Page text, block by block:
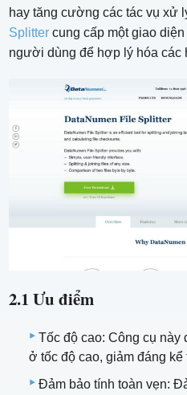
hay tăng cường các tác vụ xử
Splitter cung cấp một giao
người dùng để hợp lý hóa các
2.1 Ưu điểm
Tốc độ cao: Công cụ
ở tốc độ cao, giảm đáng
Đảm bảo tính toàn vẹn: